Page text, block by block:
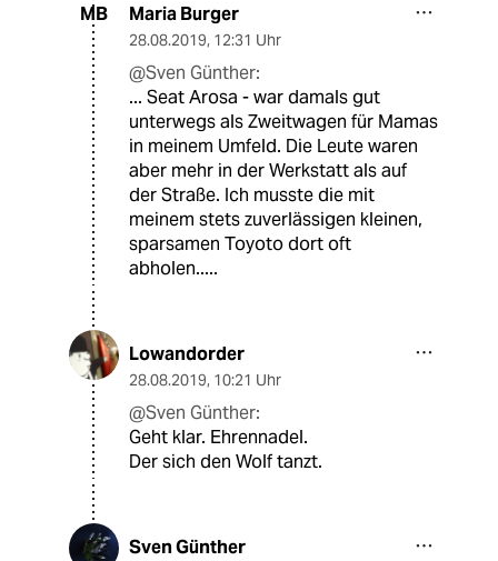
MB Maria Burger
28.08.2019, 12:31 Uhr
@Sven Günther:
... Seat Arosa - war damals gut
unterwegs als Zweitwagen für Mamas
in meinem Umfeld. Die Leute waren
aber mehr in der Werkstatt als auf
der Straße. Ich musste die mit
meinem stets zuverlässigen kleinen,
sparsamen Toyoto dort oft
abholen.....
Lowandorder
28.08.2019, 10:21 Uhr
@Sven Günther:
Geht klar. Ehrennadel.
Der sich den Wolf tanzt.
Sven Günther